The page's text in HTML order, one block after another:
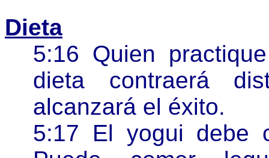
Dieta
5:16 Quien
dieta contraerá
alcanzará el éxito.
5:17 El yogui debe